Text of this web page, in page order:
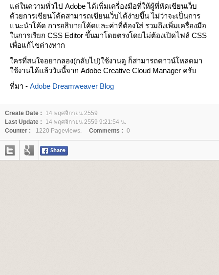
ต่ในความทั่วไป Adobe ได้เพิ่มเครื่องมือที่ให้ผู้ที่หัดเขียนเว็บ
ด้วยการเขียนโค้ดสามารถเขียนเว็บได้ง่ายขึ้น ไม่ว่าจะเป็นการ
นะนำโค้ด การอธิบายโค้ดและค่าที่ต้องใส่ รวมถึงเพิ่มเครื่องมือ
นการเรียก CSS Editor ขึ้นมาโดยตรงโดยไม่ต้องเปิดไฟล์ CSS
เพื่อแก้ไขต่างหาก
ครที่สนใจอยากลอง(กลับไป)ใช้งานดู ก็สามารถดาวน์โหลดมา
ช้งานได้แล้ววันนี้จาก Adobe Creative Cloud Manager ครับ
ที่มา - Adobe Dreamweaver Blog
Create Date :
14 พฤศจิกายน 2559
Last Update :
14 พฤศจิกายน 2559 9:21:54 น.
Counter :
1220 Pageviews. Comments : 0